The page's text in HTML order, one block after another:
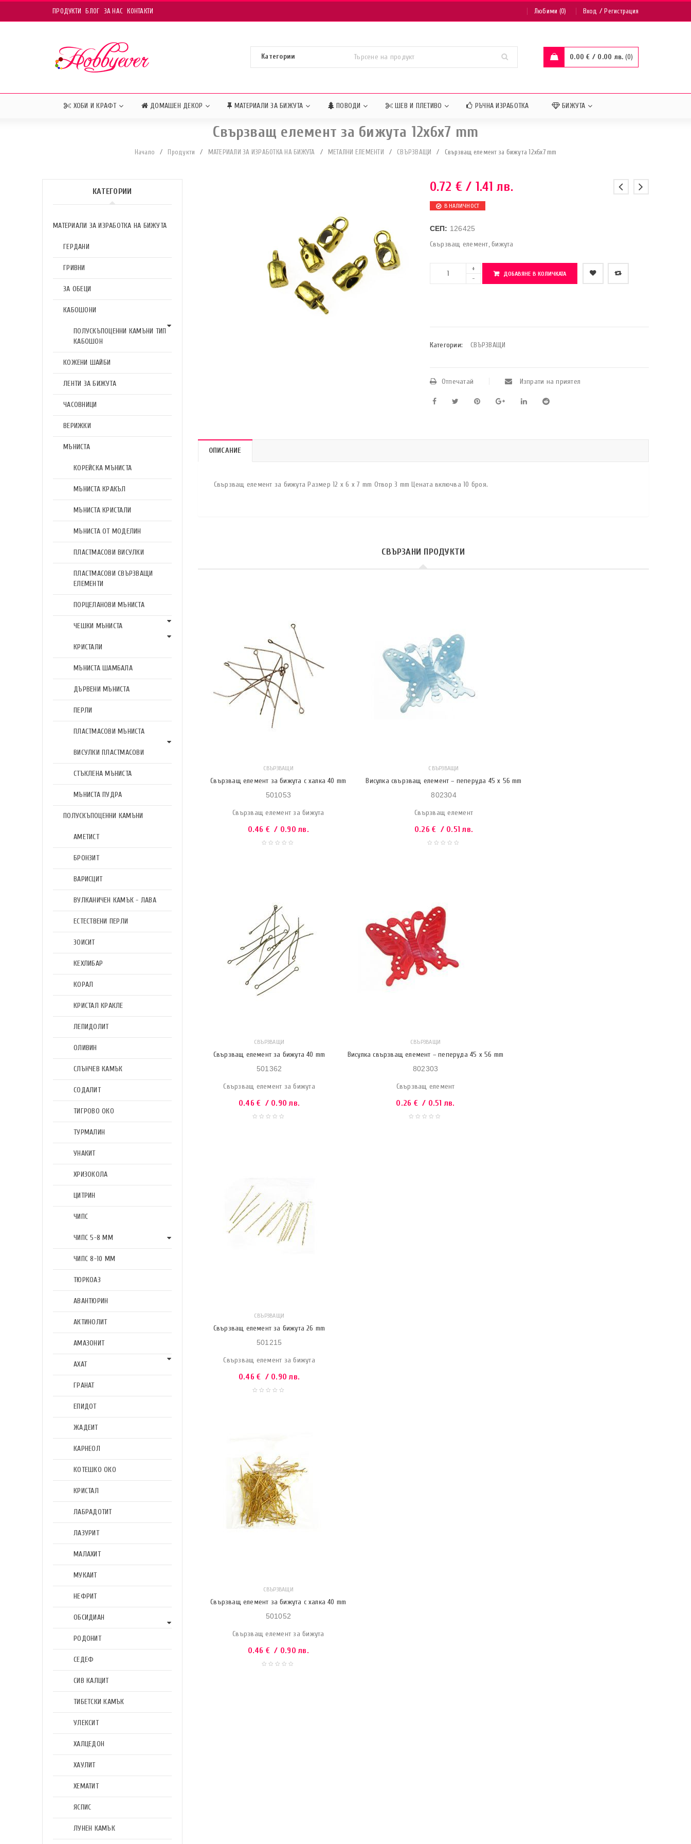
ПРОДУКТИ БЛОГ ЗА НАС КОНТАКТИ Любими (0) Вход /Регистрация
0.00€ / 0.00 лв. 0
ХОБИ И КРАФТ ДОМАШЕН ДЕКОР МАТЕРИАЛИ ЗА БИЖУТА ПОВОДИ ШЕВ И ПЛЕТИВО РЪЧНА ИЗРАБОТКА БИЖУТА
Свързващ елемент за бижута 12x6x7 mm
Начало / Продукти / МАТЕРИАЛИ ЗА ИЗРАБОТКА НА БИЖУТА / МЕТАЛНИ ЕЛЕМЕНТИ / СВЪРЗВАЩИ / Свързващ елемент за бижута 12x6x7 mm
КАТЕГОРИИ
МАТЕРИАЛИ ЗА ИЗРАБОТКА НА БИЖУТА
ГЕРДАНИ
ГРИВНИ
ЗА ОБЕЦИ
КАБОШОНИ
ПОЛУСКЪПОЦЕННИ КАМЪНИ ТИП
КАБОШОН
КОЖЕНИ ШАЙБИ
ЛЕНТИ ЗА БИЖУТА
ЧАСОВНИЦИ
ВЕРИЖКИ
МЪНИСТА
КОРЕЙСКА МЪНИСТА
МЪНИСТА КРАКЪЛ
МЪНИСТА КРИСТАЛИ
МЪНИСТА ОТ МОДЕЛИН
ПЛАСТМАСОВИ ВИСУЛКИ
ПЛАСТМАСОВИ СВЪРЗВАЩИ
ЕЛЕМЕНТИ
ПОРЦЕЛАНОВИ МЪНИСТА
ЧЕШКИ МЪНИСТА
КРИСТАЛИ
МЪНИСТА ШАМБАЛА
ДЪРВЕНИ МЪНИСТА
ПЕРЛИ
ПЛАСТМАСОВИ МЪНИСТА
ВИСУЛКИ ПЛАСТМАСОВИ
СТЪКЛЕНА МЪНИСТА
МЪНИСТА ПУДРА
ПОЛУСКЪПОЦЕННИ КАМЪНИ
АМЕТИСТ
БРОНЗИТ
ВАРИСЦИТ
ВУЛКАНИЧЕН КАМЪК - ЛАВА
ЕСТЕСТВЕНИ ПЕРЛИ
ЗОИСИТ
КЕХЛИБАР
КОРАЛ
КРИСТАЛ КРАКЛЕ
ЛЕПИДОЛИТ
ОЛИВИН
СЛЪНЧЕВ КАМЪК
СОДАЛИТ
ТИГРОВО ОКО
ТУРМАЛИН
УНАКИТ
ХРИЗОКОЛА
ЦИТРИН
ЧИПС
ЧИПС 5-8 ММ
ЧИПС 8-10 ММ
ТЮРКОАЗ
АВАНТЮРИН
АКТИНОЛИТ
АМАЗОНИТ
АХАТ
ГРАНАТ
ЕПИДОТ
ЖАДЕИТ
КАРНЕОЛ
КОТЕШКО ОКО
КРИСТАЛ
ЛАБРАДОТИТ
ЛАЗУРИТ
МАЛАХИТ
МУКАИТ
НЕФРИТ
ОБСИДИАН
РОДОНИТ
СЕДЕФ
СИВ КАЛЦИТ
ТИБЕТСКИ КАМЪК
УЛЕКСИТ
ХАЛЦЕДОН
ХАУЛИТ
ХЕМАТИТ
ЯСПИС
ЛУНЕН КАМЪК
0.72 € / 1.41 лв.
В НАЛИЧНОСТ
СЕП: 126425
Свързващ елемент, бижута
ДОБАВЯНЕ В КОЛИЧКАТА
Категории: СВЪРЗВАЩИ
Отпечатай Изпрати на приятел
ОПИСАНИЕ
Свързващ елемент за бижута Размер 12 x 6 x 7 mm Отвор 3 mm Цената включва 10 броя.
СВЪРЗАНИ ПРОДУКТИ
СВЪРЗВАЩИ
Свързващ елемент за бижута с халка 40 mm
501053
Свързващ елемент за бижута
0.46 € / 0.90 лв.
СВЪРЗВАЩИ
Висулка свързващ елемент – пеперуда 45 х 56 mm
802304
Свързващ елемент
0.26€ / 0.51 лв.
СВЪРЗВАЩИ
Свързващ елемент за бижута 40 mm
501362
Свързващ елемент за бижута
0.46€ / 0.90 лв.
СВЪРЗВАЩИ
Висулка свързващ елемент – пеперуда 45 х 56 mm
802303
Свързващ елемент
0.26 € / 0.51 лв.
СВЪРЗВАЩИ
Свързващ елемент за бижута 26 mm
501215
Свързващ елемент за бижута
0.46€ / 0.90 лв.
СВЪРЗВАЩИ
Свързващ елемент за бижута с халка 40 mm
501052
Свързващ елемент за бижута
0.46 € / 0.90 лв.